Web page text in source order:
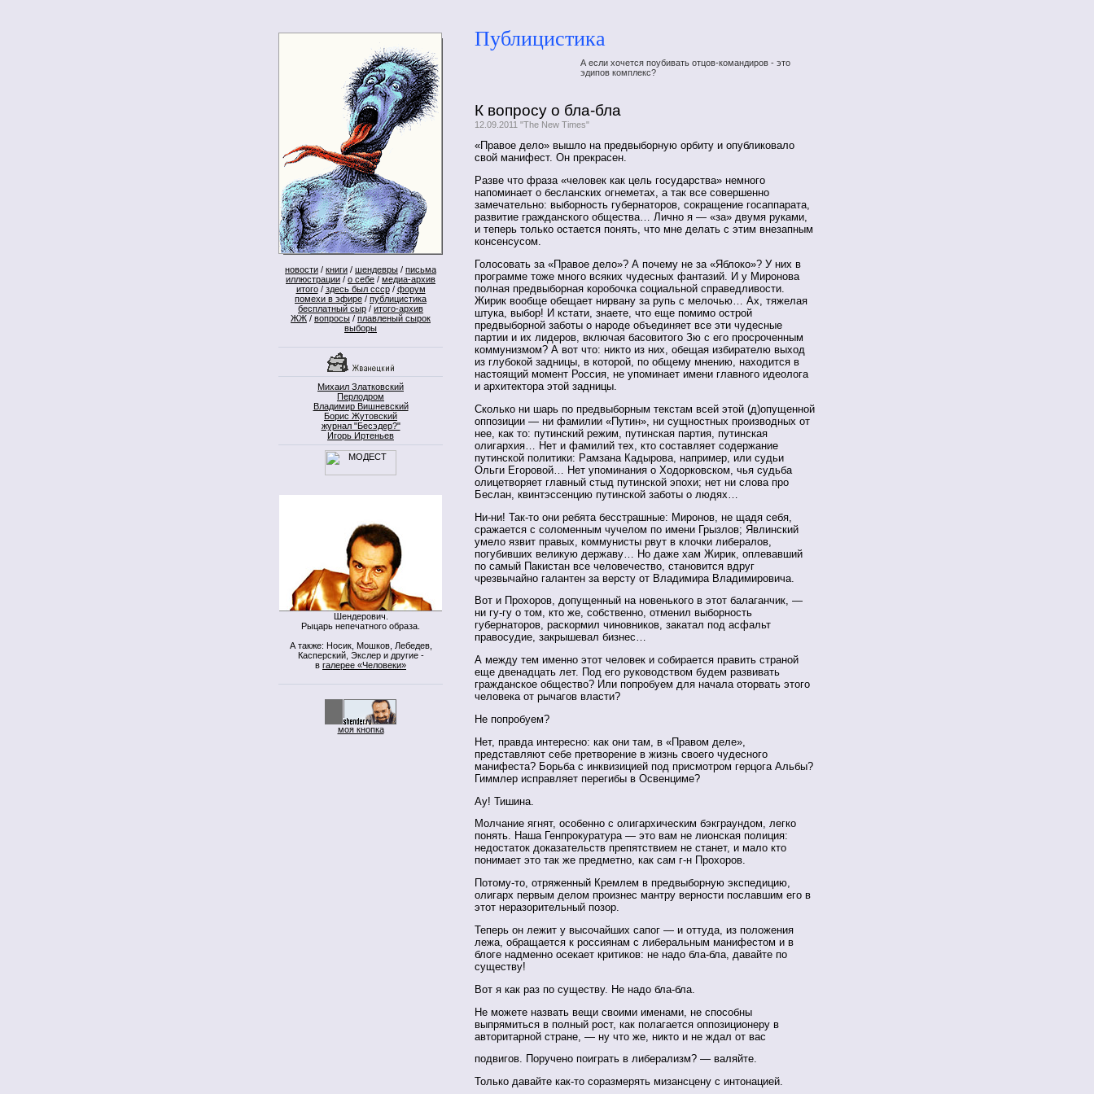
новости / книги / шендевры / письма
иллюстрации / о себе / медиа-архив
итого/ здесь был ссср/ форум
помехи в эфире / публицистика
бесплатный сыр / итого-архив
ЖЖ / вопросы / плавленый сырок
выборы
Михаил Златковский
Перлодром
Владимир Вишневский
Борис Жутовский
журнал "Бесэдер?"
Игорь Иртеньев
Шендерович.
Рыцарь непечатного образа.
А также: Носик, Мошков, Лебедев,
Касперский, Экслер и другие -
в галерее «Человеки»
моя кнопка
Публицистика
А если хочется поубивать отцов-командиров - это
эдипов комплекс?
К вопросу о бла-бла
12.09.2011 "The New Times"
«Правое дело» вышло на предвыборную орбиту и опубликовало
свой манифест. Он прекрасен.
Разве что фраза «человек как цель государства» немного
напоминает о бесланских огнеметах, а так все совершенно
замечательно: выборность губернаторов, сокращение госаппарата,
развитие гражданского общества… Лично я — «за» двумя руками,
и теперь только остается понять, что мне делать с этим внезапным
консенсусом.
Голосовать за «Правое дело»? А почему не за «Яблоко»? У них в
программе тоже много всяких чудесных фантазий. И у Миронова
полная предвыборная коробочка социальной справедливости.
Жирик вообще обещает нирвану за рупь с мелочью… Ах, тяжелая
штука, выбор! И кстати, знаете, что еще помимо острой
предвыборной заботы о народе объединяет все эти чудесные
партии и их лидеров, включая басовитого Зю с его просроченным
коммунизмом? А вот что: никто из них, обещая избирателю выход
из глубокой задницы, в которой, по общему мнению, находится в
настоящий момент Россия, не упоминает имени главного идеолога
и архитектора этой задницы.
Сколько ни шарь по предвыборным текстам всей этой (д)опущенной
оппозиции — ни фамилии «Путин», ни сущностных производных от
нее, как то: путинский режим, путинская партия, путинская
олигархия… Нет и фамилий тех, кто составляет содержание
путинской политики: Рамзана Кадырова, например, или судьи
Ольги Егоровой… Нет упоминания о Ходорковском, чья судьба
олицетворяет главный стыд путинской эпохи; нет ни слова про
Беслан, квинтэссенцию путинской заботы о людях…
Ни-ни! Так-то они ребята бесстрашные: Миронов, не щадя себя,
сражается с соломенным чучелом по имени Грызлов; Явлинский
умело язвит правых, коммунисты рвут в клочки либералов,
погубивших великую державу… Но даже хам Жирик, оплевавший
по самый Пакистан все человечество, становится вдруг
чрезвычайно галантен за версту от Владимира Владимировича.
Вот и Прохоров, допущенный на новенького в этот балаганчик, —
ни гу-гу о том, кто же, собственно, отменил выборность
губернаторов, раскормил чиновников, закатал под асфальт
правосудие, закрышевал бизнес…
А между тем именно этот человек и собирается править страной
еще двенадцать лет. Под его руководством будем развивать
гражданское общество? Или попробуем для начала оторвать этого
человека от рычагов власти?
Не попробуем?
Нет, правда интересно: как они там, в «Правом деле»,
представляют себе претворение в жизнь своего чудесного
манифеста? Борьба с инквизицией под присмотром герцога Альбы?
Гиммлер исправляет перегибы в Освенциме?
Ау! Тишина.
Молчание ягнят, особенно с олигархическим бэкграундом, легко
понять. Наша Генпрокуратура — это вам не лионская полиция:
недостаток доказательств препятствием не станет, и мало кто
понимает это так же предметно, как сам г-н Прохоров.
Потому-то, отряженный Кремлем в предвыборную экспедицию,
олигарх первым делом произнес мантру верности пославшим его в
этот неразорительный позор.
Теперь он лежит у высочайших сапог — и оттуда, из положения
лежа, обращается к россиянам с либеральным манифестом и в
блоге надменно осекает критиков: не надо бла-бла, давайте по
существу!
Вот я как раз по существу. Не надо бла-бла.
Не можете назвать вещи своими именами, не способны
выпрямиться в полный рост, как полагается оппозиционеру в
авторитарной стране, — ну что же, никто и не ждал от вас
подвигов. Поручено поиграть в либерализм? — валяйте.
Только давайте как-то соразмерять мизансцену с интонацией.